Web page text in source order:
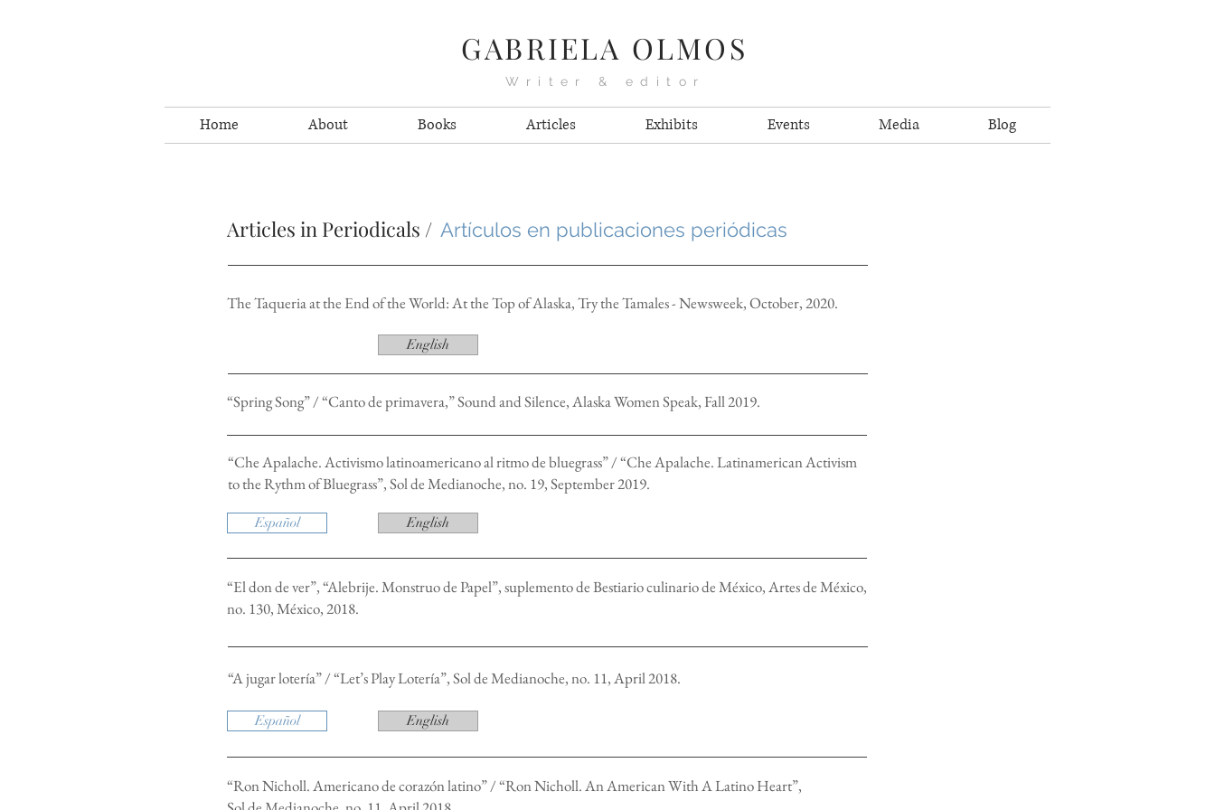
GABRIELA OLMOS
Writer & editor
Home About Books Articles Exhibits Events Media Blog
Articles in Periodicals / Artículos en publicaciones periódicas
The Taqueria at the End of the World: At the Top of Alaska, Try the Tamales - Newsweek, October, 2020.
English
“Spring Song” / “Canto de primavera,” Sound and Silence, Alaska Women Speak, Fall 2019.
“Che Apalache. Activismo latinoamericano al ritmo de bluegrass” / “Che Apalache. Latinamerican Activism
to the Rythm of Bluegrass”, Sol de Medianoche, no. 19, September 2019.
Español English
“El don de ver”, “Alebrije. Monstruo de Papel”, suplemento de Bestiario culinario de México, Artes de México,
no. 130, México, 2018.
“A jugar lotería” / “Let’s Play Lotería”, Sol de Medianoche, no. 11, April 2018.
Español English
“Ron Nicholl. Americano de corazón latino” / “Ron Nicholl. An American With A Latino Heart”,